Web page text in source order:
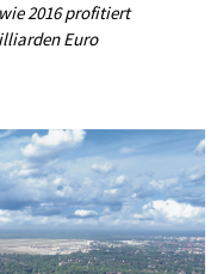
2016 profitiert
Euro